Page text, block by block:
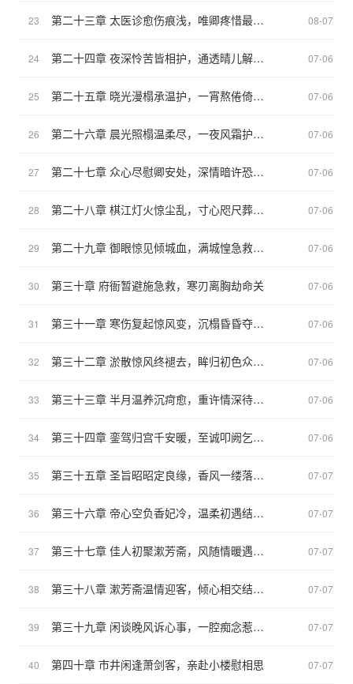
23 第二十三章 太医诊愈伤痕浅，唯卿疼惜最牵肠 08-07
24 第二十四章 夜深怜苦皆相护，通透晴儿解君忧 07-06
25 第二十五章 晓光漫榻承温护，一宵熬倦倚枕眠 07-06
26 第二十六章 晨光照榻温柔尽，一夜风霜护卿安 07-06
27 第二十七章 众心尽慰卿安处，深情暗许恐卿离 07-06
28 第二十八章 棋江灯火惊尘乱，寸心咫尺葬霜锋 07-06
29 第二十九章 御眼惊见倾城血，满城惶急救残魂 07-06
30 第三十章 府衙暂避施急救，寒刃离胸劫命关 07-06
31 第三十一章 寒伤复起惊风变，沉榻昏昏夺命宵 07-06
32 第三十二章 淤散惊风终褪去，眸归初色众人泪 07-06
33 第三十三章 半月温养沉疴愈，重许情深待婚归 07-06
34 第三十四章 銮驾归宫千安暖，至诚叩阙乞良缘 07-06
35 第三十五章 圣旨昭昭定良缘，香风一缕落深宫 07-07
36 第三十六章 帝心空负香妃冷，温柔初遇结知音 07-07
37 第三十七章 佳人初聚漱芳斋，风随情暖遇知音 07-07
38 第三十八章 漱芳斋温情迎客，倾心相交结良朋 07-07
39 第三十九章 闲谈晚风诉心事，一腔痴念惹人怜 07-07
40 第四十章 市井闲逢萧剑客，亲赴小楼慰相思 07-07